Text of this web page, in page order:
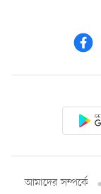
আমাদের সম্পর্কে